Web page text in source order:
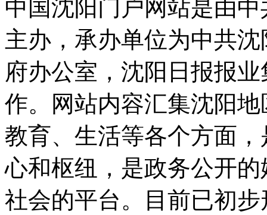
中国沈阳门户网站是由
主办，承办单位为中共
府办公室，沈阳日报报
作。网站内容汇集沈阳
教育、生活等各个方面
心和枢纽，是政务公开
社会的平台。目前已初